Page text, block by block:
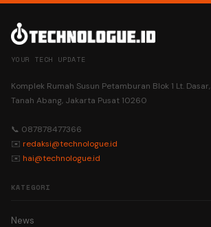
YOUR TECH UPDATE
Komplek Rumah Susun Petamburan Blok 1 Lt. Dasar,
Tanah Abang, Jakarta Pusat 10260
📞 087878477366
✉️ redaksi@technologue.id
✉️ hai@technologue.id
KATEGORI
News